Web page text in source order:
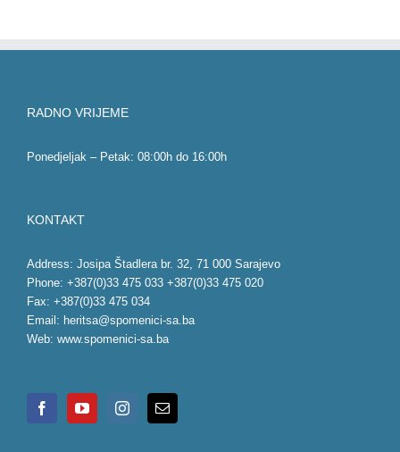
RADNO VRIJEME
Ponedjeljak – Petak: 08:00h do 16:00h
KONTAKT
Address: Josipa Štadlera br. 32, 71 000 Sarajevo
Phone: +387(0)33 475 033 +387(0)33 475 020
Fax: +387(0)33 475 034
Email: heritsa@spomenici-sa.ba
Web: www.spomenici-sa.ba